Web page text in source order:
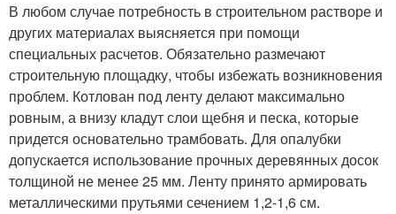
В любом случае потребность в строительном растворе и
других материалах выясняется при помощи
специальных расчетов. Обязательно размечают
строительную площадку, чтобы избежать возникновения
проблем. Котлован под ленту делают максимально
ровным, а внизу кладут слои щебня и песка, которые
придется основательно трамбовать. Для опалубки
допускается использование прочных деревянных досок
толщиной не менее 25 мм. Ленту принято армировать
металлическими прутьями сечением 1,2-1,6 см.